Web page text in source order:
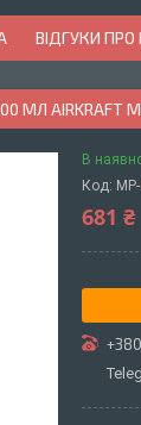
ВІДГУКИ ПРО
МЛ AIRKRAFT
В
Код:
681 ₴